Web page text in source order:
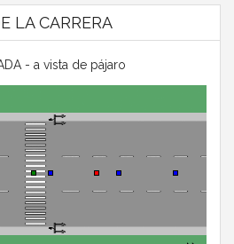
LA CARRERA
- a vista de pájaro